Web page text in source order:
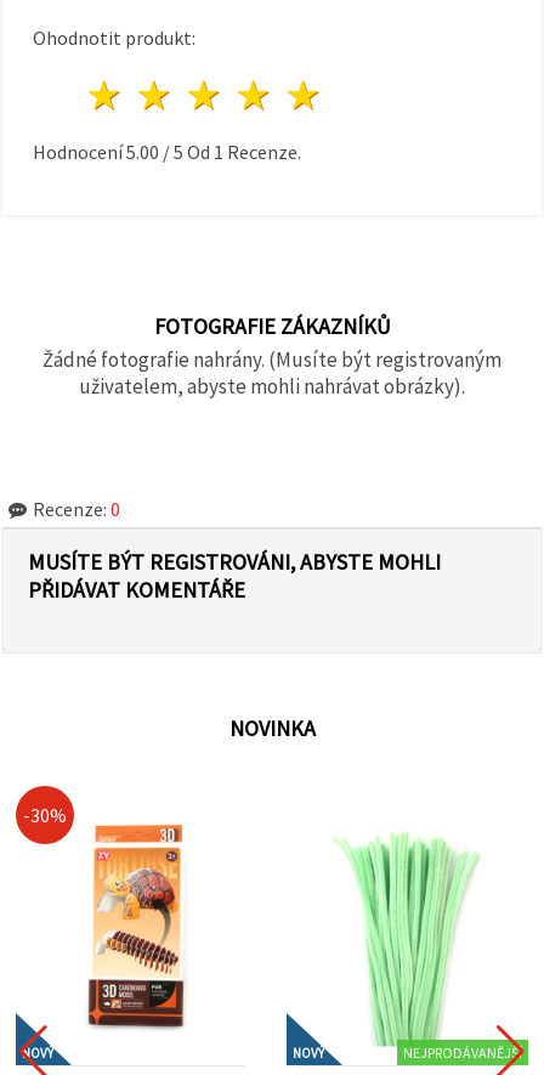
Ohodnotit produkt:
4 hvězdy
3 hvězdy
2 hvězdy
1 hvězda
Hodnocení5.00 /5 Od 1 Recenze.
FOTOGRAFIE ZÁKAZNÍKŮ
Žádné fotografie nahrány. (Musíte být registrovaným
uživatelem, abyste mohli nahrávat obrázky).
Recenze: 0
MUSÍTE BÝT REGISTROVÁNI, ABYSTE MOHLI
PŘIDÁVAT KOMENTÁŘE
NOVINKA
-30%
NOVÝ NOVÝ NEJPRODÁVANĚJŠÍ